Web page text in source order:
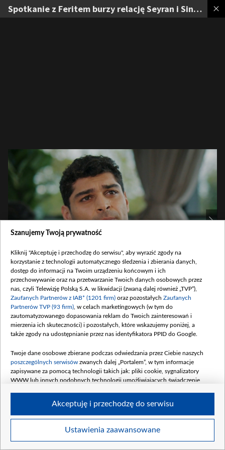
Spotkanie z Feritem burzy relację Seyran i Sinana. Zobacz zdjęcia z 251. odcinka serialu „Złoty chłopak”
Sinan coraz trudniej panuje nad emocjami, które wywołuje w nim zachowanie
Seyran i jej podejście do Ferita. Fot. materiały prasowe
1
Szczegóły
Szanujemy Twoją prywatność
Kliknij "Akceptuję i przechodzę do serwisu", aby wyrazić zgody na
korzystanie z technologii automatycznego śledzenia i zbierania danych,
dostęp do informacji na Twoim urządzeniu końcowym i ich
przechowywanie oraz na przetwarzanie Twoich danych osobowych przez
nas, czyli Telewizję Polską S.A. w likwidacji (zwaną dalej również „TVP”),
Zaufanych Partnerów z IAB* (1201 firm) oraz pozostałych Zaufanych
Partnerów TVP (93 firm) , w celach marketingowych (w tym do
zautomatyzowanego dopasowania reklam do Twoich zainteresowań i
mierzenia ich skuteczności) i pozostałych, które wskazujemy poniżej, a
także zgody na udostępnianie przez nas identyfikatora PPID do Google.
Twoje dane osobowe zbierane podczas odwiedzania przez Ciebie naszych
poszczególnych serwisów zwanych dalej „Portalem”, w tym informacje
zapisywane za pomocą technologii takich jak: pliki cookie, sygnalizatory
WWW lub innych podobnych technologii umożliwiających świadczenie
Twoje dane osobowe zbierane podczas odwiedzania przez Ciebie
Ustawienia zaawansowane
Akceptuję i przechodzę do serwisu